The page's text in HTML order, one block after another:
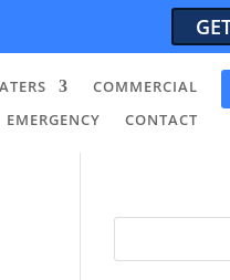
COMMERCIAL
EMERGENCY
CONTACT